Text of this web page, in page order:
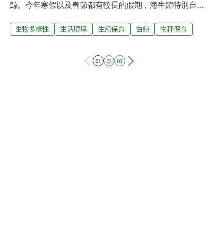
鯨。今年寒假以及春節都有較長的假期，海生館特別自即
時，不需要隔著展示窗，能看到白鯨換氣、探頭，彷若遊
已經從剛來台灣時的嬌小身軀，成長至體長達3公尺多，
生物多樣性 生活環境 生態保育 白鯨 物種保育
01 02 03